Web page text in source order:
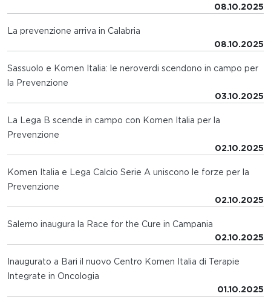
08.10.2025
La prevenzione arriva in Calabria
08.10.2025
Sassuolo e Komen Italia: le neroverdi scendono in campo per
la Prevenzione
03.10.2025
La Lega B scende in campo con Komen Italia per la
Prevenzione
02.10.2025
Komen Italia e Lega Calcio Serie A uniscono le forze per la
Prevenzione
02.10.2025
Salerno inaugura la Race for the Cure in Campania
02.10.2025
Inaugurato a Bari il nuovo Centro Komen Italia di Terapie
Integrate in Oncologia
01.10.2025